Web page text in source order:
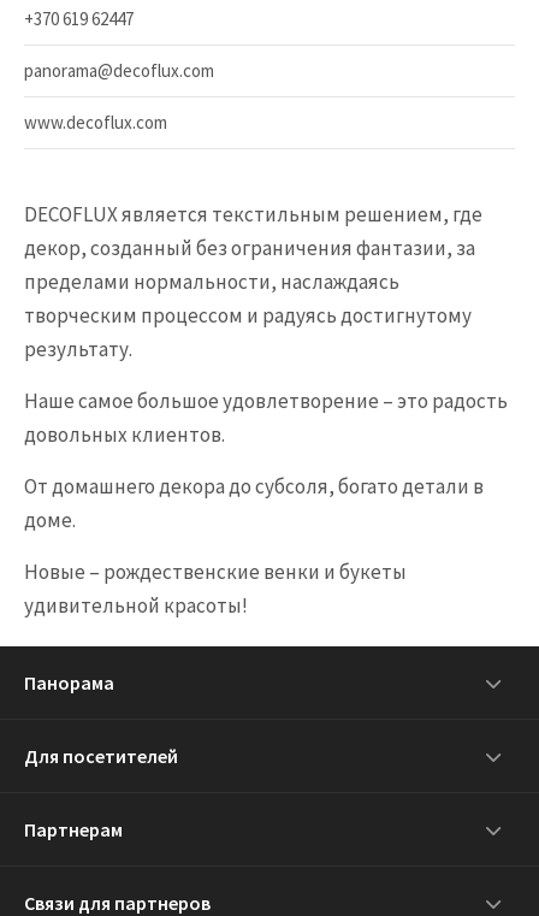
+370 619 62447
panorama@decoflux.com
www.decoflux.com
DECOFLUX является текстильным решением, где
декор, созданный без ограничения фантазии, за
пределами нормальности, наслаждаясь
творческим процессом и радуясь достигнутому
результату.
Наше самое большое удовлетворение – это радость
довольных клиентов.
От домашнего декора до субсоля, богато детали в
доме.
Новые – рождественские венки и букеты
удивительной красоты!
Панорама
Для посетителей
Партнерам
Связи для партнеров